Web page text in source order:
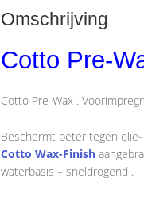
Omschrijving
Cotto Pre-
Cotto Pre-Wax .
Beschermt beter tegen
Cotto Wax-Finish
waterbasis – sneldrogend .